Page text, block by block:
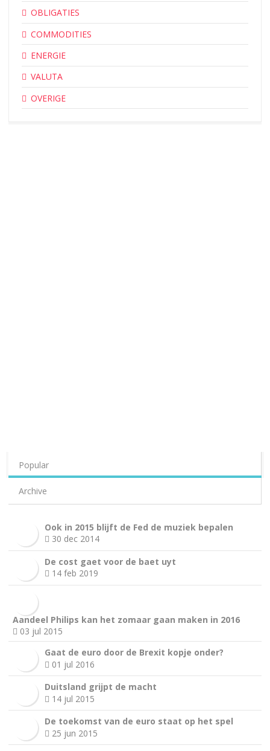
OBLIGATIES
COMMODITIES
ENERGIE
VALUTA
OVERIGE
Popular
Archive
Ook in 2015 blijft de Fed de muziek bepalen
30 dec 2014
De cost gaet voor de baet uyt
14 feb 2019
Aandeel Philips kan het zomaar gaan maken in 2016
03 jul 2015
Gaat de euro door de Brexit kopje onder?
01 jul 2016
Duitsland grijpt de macht
14 jul 2015
De toekomst van de euro staat op het spel
25 jun 2015